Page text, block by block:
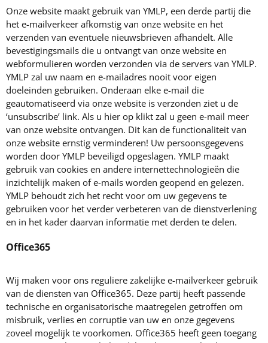
Onze website maakt gebruik van YMLP, een derde partij die
het e-mailverkeer afkomstig van onze website en het
verzenden van eventuele nieuwsbrieven afhandelt. Alle
bevestigingsmails die u ontvangt van onze website en
webformulieren worden verzonden via de servers van YMLP.
YMLP zal uw naam en e-mailadres nooit voor eigen
doeleinden gebruiken. Onderaan elke e-mail die
geautomatiseerd via onze website is verzonden ziet u de
‘unsubscribe’ link. Als u hier op klikt zal u geen e-mail meer
van onze website ontvangen. Dit kan de functionaliteit van
onze website ernstig verminderen! Uw persoonsgegevens
worden door YMLP beveiligd opgeslagen. YMLP maakt
gebruik van cookies en andere internettechnologieën die
inzichtelijk maken of e-mails worden geopend en gelezen.
YMLP behoudt zich het recht voor om uw gegevens te
gebruiken voor het verder verbeteren van de dienstverlening
en in het kader daarvan informatie met derden te delen.
Office365
Wij maken voor ons reguliere zakelijke e-mailverkeer gebruik
van de diensten van Office365. Deze partij heeft passende
technische en organisatorische maatregelen getroffen om
misbruik, verlies en corruptie van uw en onze gegevens
zoveel mogelijk te voorkomen. Office365 heeft geen toegang